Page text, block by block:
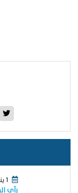
1 يناير، 2021
رآي